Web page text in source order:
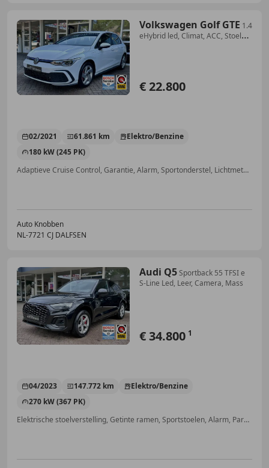
Volkswagen Golf GTE 1.4
eHybrid led, Climat, ACC, Stoelvw,
€ 22.800
02/2021 61.861 km
Elektro/Benzine
180 kW (245 PK)
Adaptieve Cruise Control, Garantie, Alarm, Sportonderstel, Lichtmetalen velgen, Sfeerverlichting, Getinte ramen, Grootlichtassistent
Auto Knobben
NL-7721 CJ DALFSEN
Audi Q5Sportback 55 TFSI e
S-Line Led, Leer, Camera, Mass
€ 34.800 1
04/2023 147.772 km
Elektro/Benzine
270 kW (367 PK)
Elektrische stoelverstelling, Getinte ramen, Sportstoelen, Alarm, Parkeerhulp met camera, Elektrische achterklep, Inductieladen voor smartphones, Trekhaak